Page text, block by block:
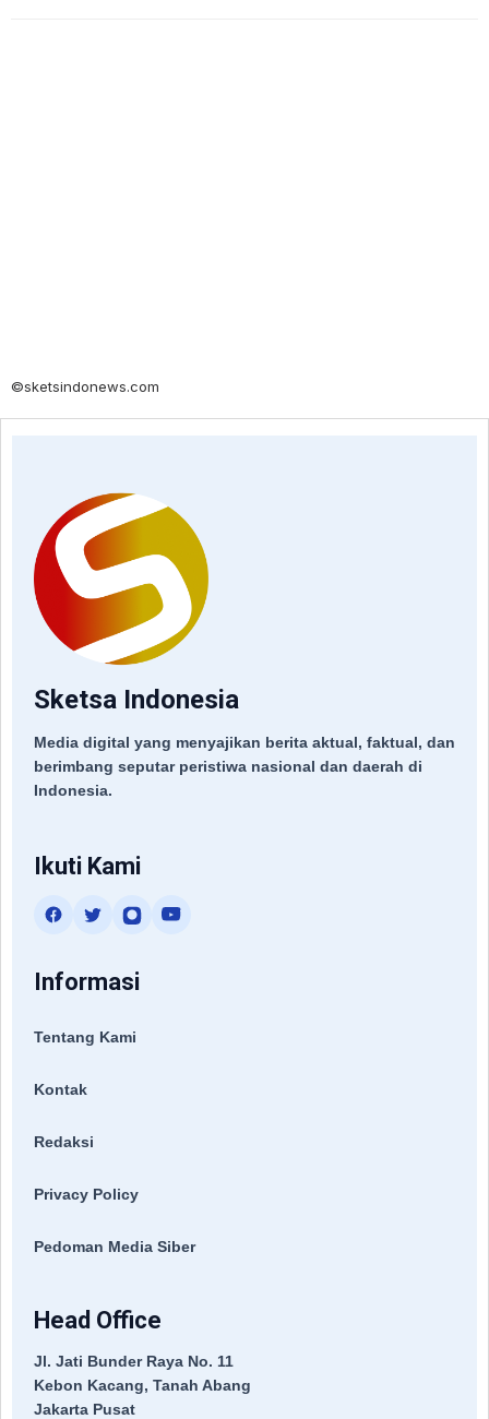
©sketsindonews.com
Sketsa Indonesia
Media digital yang menyajikan berita aktual, faktual, dan
berimbang seputar peristiwa nasional dan daerah di
Indonesia.
Ikuti Kami
Informasi
Tentang Kami
Kontak
Redaksi
Privacy Policy
Pedoman Media Siber
Head Office
Jl. Jati Bunder Raya No. 11
Kebon Kacang, Tanah Abang
Jakarta Pusat